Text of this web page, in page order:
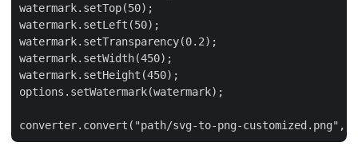
watermark.setTop(50);
watermark.setLeft(50);
watermark.setTransparency(0.2);
watermark.setWidth(450);
watermark.setHeight(450);
options.setWatermark(watermark);